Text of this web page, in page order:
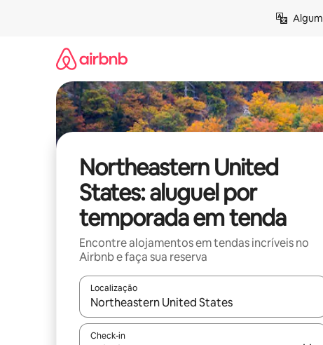
Northeastern United
States: aluguel por
temporada em tenda
Encontre alojamentos em tendas incríveis no
Airbnb e faça sua reserva
Localização
Quando os resultados estiverem disponíveis,
Check-in